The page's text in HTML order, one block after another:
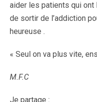
aider les patients qui ont
de sortir de l’addiction
heureuse .
« Seul on va plus vite,
M.F.C
Je partage :